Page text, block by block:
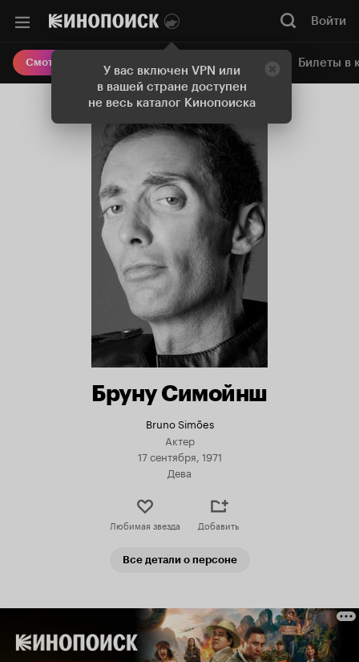
У вас включен VPN или
в вашей стране доступен
не весь каталог Кинопоиска
Войти
Смотреть кино Онлайн-кинотеатр Билеты в
Бруну Симойнш
Bruno Simões
Актер
17 сентября, 1971
Дева
Любимая звезда Добавить
Все детали о персоне